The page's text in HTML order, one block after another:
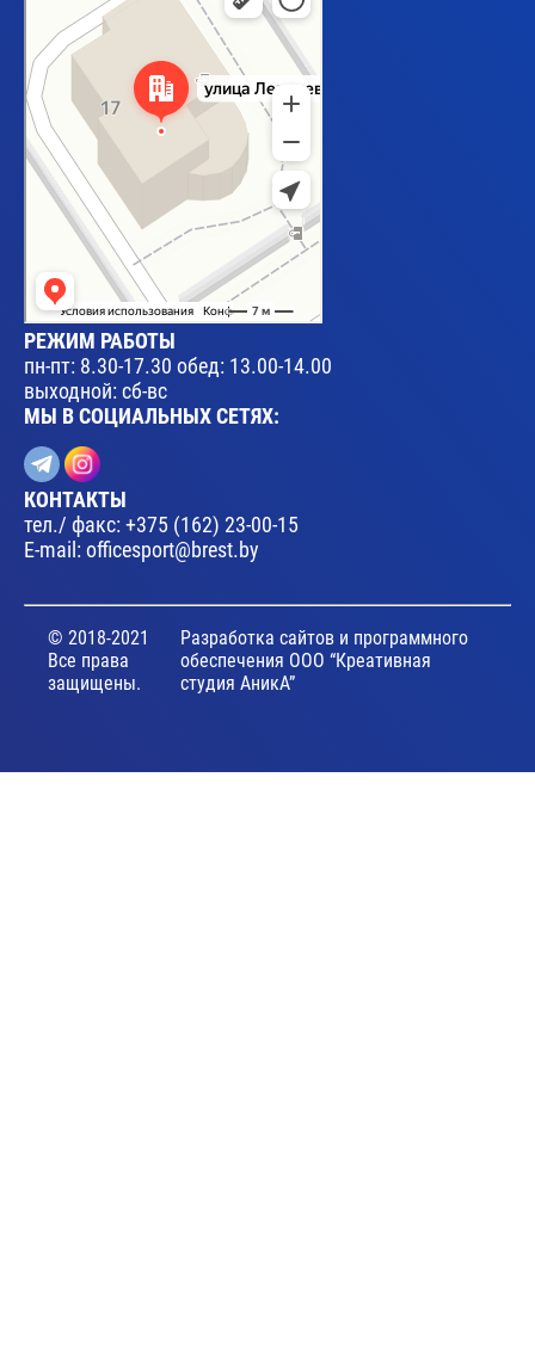
РЕЖИМ РАБОТЫ
пн-пт: 8.30-17.30 обед: 13.00-14.00
выходной: сб-вс
МЫ В СОЦИАЛЬНЫХ СЕТЯХ:
КОНТАКТЫ
тел./ факс: +375 (162) 23-00-15
E-mail: officesport@brest.by
© 2018-2021
Все права
защищены.
Разработка сайтов и программного
обеспечения ООО “Креативная
студия АникА”